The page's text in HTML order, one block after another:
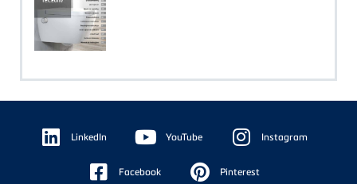
Floating
Sidebar LinkedIn YouTube Instagram
Facebook Pinterest